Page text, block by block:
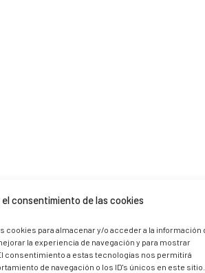
consentimiento de las cookies
cookies para almacenar y/o acceder a la información
la experiencia de navegación y para mostrar
consentimiento a estas tecnologías nos permitirá
de navegación o los ID's únicos en este